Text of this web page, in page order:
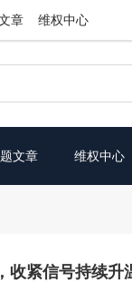
章 维权中心
文章 维权中心
收紧信号持续升